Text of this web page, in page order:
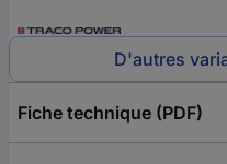
D'autres
Fiche technique (PDF)